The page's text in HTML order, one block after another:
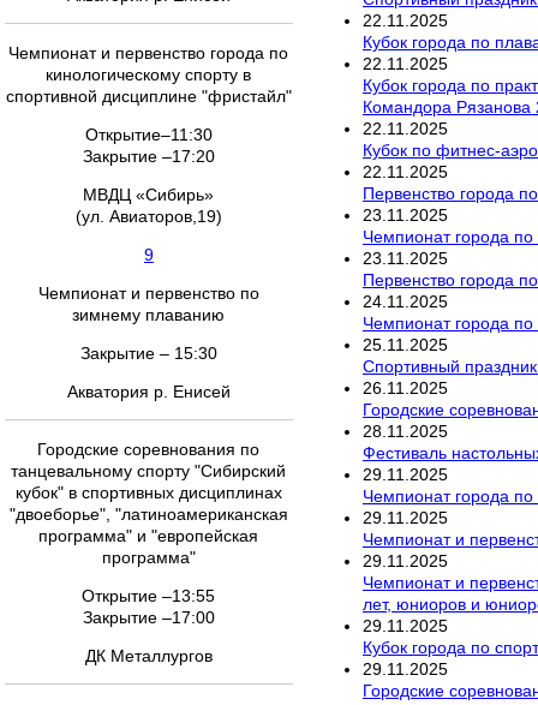
Чемпионат и первенство города по
кинологическому спорту в
спортивной дисциплине "фристайл"
Открытие–11:30
Закрытие –17:20
МВДЦ «Сибирь»
(ул. Авиаторов,19)
9
Чемпионат и первенство по
зимнему плаванию
Закрытие – 15:30
Акватория р. Енисей
Городские соревнования по
танцевальному спорту "Сибирский
кубок" в спортивных дисциплинах
"двоеборье", "латиноамериканская
программа" и "европейская
программа"
Открытие –13:55
Закрытие –17:00
ДК Металлургов
22 11 2025
Кубок города по
22 11 2025
Кубок города по
Командора Рязанова
22 11 2025
Кубок по фитнес-
22 11 2025
Первенство города
23 11 2025
Чемпионат города
23 11 2025
Первенство города
24 11 2025
Чемпионат города по
25 11 2025
Спортивный
26 11 2025
Городские
28 11 2025
Фестиваль
29 11 2025
Чемпионат города
29 11 2025
Чемпионат и
29 11 2025
Чемпионат и
лет, юниоров и
29 11 2025
Кубок города по
29 11 2025
Городские